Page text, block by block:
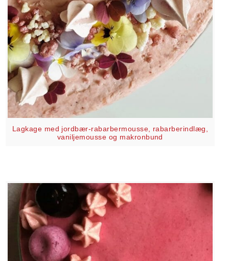
Lagkage med jordbær-rabarbermousse, rabarberindlæg,
vaniljemousse og makronbund